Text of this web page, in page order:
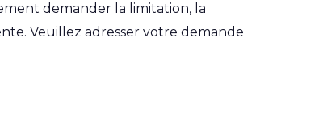
demander la limitation, la
Veuillez adresser votre demande